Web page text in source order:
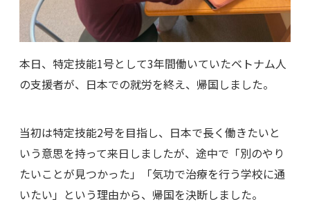
本日、特定技能1号として3年間働いていたベトナム人
の支援者が、日本での就労を終え、帰国しました。
当初は特定技能2号を目指し、日本で長く働きたいと
いう意思を持って来日しましたが、途中で「別のやり
たいことが見つかった」「気功で治療を行う学校に通
いたい」という理由から、帰国を決断しました。